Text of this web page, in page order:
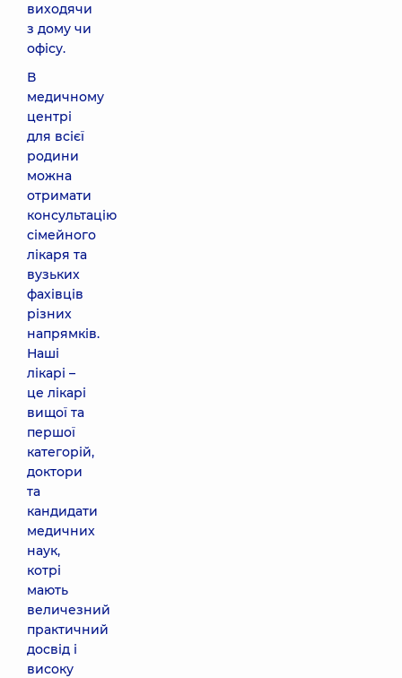
виходячи
з дому чи
офісу.
В
медичному
центрі
для всієї
родини
можна
отримати
консультацію
сімейного
лікаря та
вузьких
фахівців
різних
напрямків.
Наші
лікарі –
це лікарі
вищої та
першої
категорій,
доктори
та
кандидати
медичних
наук,
котрі
мають
величезний
практичний
досвід і
високу